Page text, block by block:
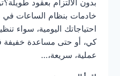
بدون الالتزام بعقود
خادمات بنظام الساعات في
احتياجاتك اليومية، سواء
كي، أو حتى مساعدة خفيفة
عملية، سريعة،…